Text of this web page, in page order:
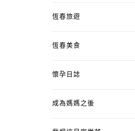
恆春旅遊
恆春美食
懷孕日誌
成為媽媽之後